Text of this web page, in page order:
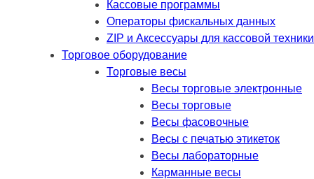
Кассовые программы
Операторы фискальных данных
ZIP и Аксессуары для кассовой техники
Торговое оборудование
Торговые весы
Весы торговые электронные
Весы торговые
Весы фасовочные
Весы с печатью этикеток
Весы лабораторные
Карманные весы